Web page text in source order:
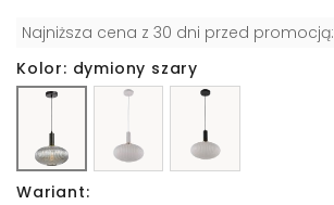
Najniższa cena z 30 dni przed promocją:
Kolor: dymiony szary
Wariant: